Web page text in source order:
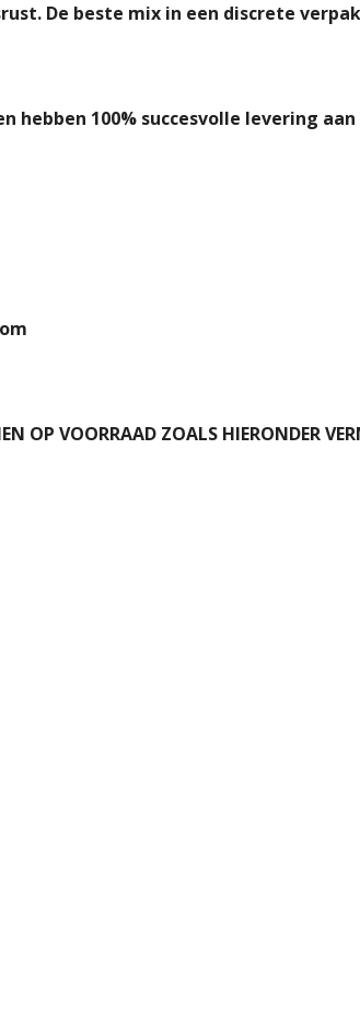
De beste mix in een discrete
hebben 100% succesvolle levering
OP VOORRAAD ZOALS HIERONDER